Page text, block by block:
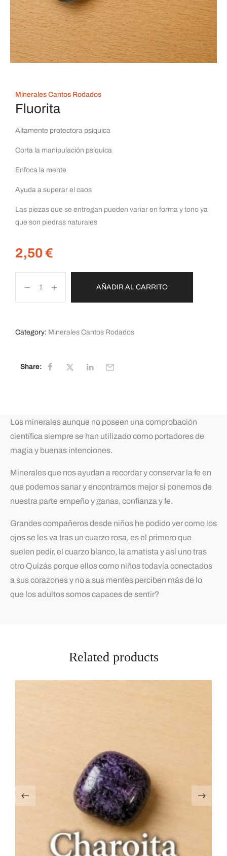
Minerales Cantos Rodados
Fluorita
Altamente protectora psíquica
Corta la manipulación psíquica
Enfoca la mente
Ayuda a superar el caos
Las piezas que se entregan pueden variar en forma y tono ya
que son piedras naturales
2,50€
AÑADIR AL CARRITO
Category: Minerales Cantos Rodados
Share:
Los minerales aunque no poseen una comprobación
científica siempre se han utilizado como portadores de
magia y buenas intenciones.
Minerales que nos ayudan a recordar y conservar la fe en
que podemos sanar y encontrarnos mejor si ponemos de
nuestra parte empeño y ganas, confianza y fe.
Grandes compañeros desde niños he podido ver como los
ojos se les va tras un cuarzo rosa, es el primero que
suelen pedir, el cuarzo blanco, la amatista y así uno tras
otro Quizás porque ellos como niños todavía conectados
a sus corazones y no a sus mentes perciben más de lo
que los adultos somos capaces de sentir?
Related products